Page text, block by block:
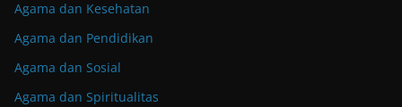
Agama dan Kesehatan
Agama dan Pendidikan
Agama dan Sosial
Agama dan Spiritualitas